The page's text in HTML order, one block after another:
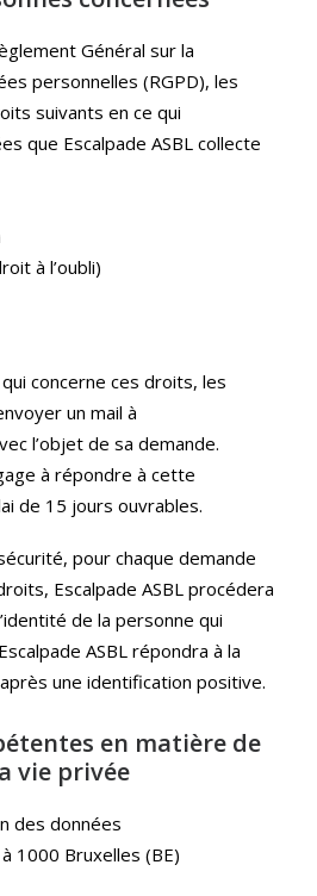
Général sur la
personnelles (RGPD), les
suivants en ce qui
que Escalpade ASBL collecte
à l’oubli)
concerne ces droits, les
un mail à
l’objet de sa demande.
à répondre à cette
de 15 jours ouvrables.
pour chaque demande
Escalpade ASBL procédera
de la personne qui
ASBL répondra à la
une identification positive.
en matière de
vie privée
des données
1000 Bruxelles (BE)